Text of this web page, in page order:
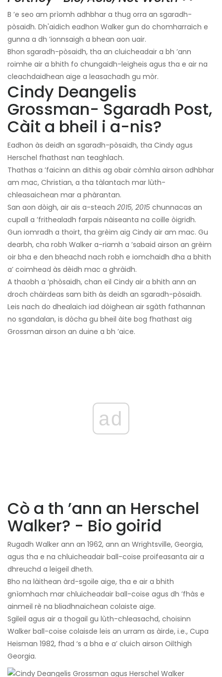
B ’e seo am prìomh adhbhar a thug orra an sgaradh-
pòsaidh. Dh'aidich eadhon Walker gun do chomharraich e
gunna a dh ’ionnsaigh a bhean aon uair.
Bhon sgaradh-pòsaidh, tha an cluicheadair a bh ’ann
roimhe air a bhith fo chungaidh-leigheis agus tha e air na
cleachdaidhean aige a leasachadh gu mòr.
Cindy Deangelis
Grossman- Sgaradh Post,
Càit a bheil i a-nis?
Eadhon às deidh an sgaradh-pòsaidh, tha Cindy agus
Herschel fhathast nan teaghlach.
Thathas a ’faicinn an dithis ag obair còmhla airson adhbhar
am mac, Christian, a tha tàlantach mar lùth-
chleasaichean mar a phàrantan.
San aon dòigh, air ais a-steach 2015, 2015 chunnacas an
cupall a ’frithealadh farpais nàiseanta na coille òigridh.
Gun iomradh a thoirt, tha grèim aig Cindy air am mac. Gu
dearbh, cha robh Walker a-riamh a ’sabaid airson an grèim
oir bha e den bheachd nach robh e iomchaidh dha a bhith
a’ coimhead às dèidh mac a ghràidh.
A thaobh a ’phòsaidh, chan eil Cindy air a bhith ann an
droch chàirdeas sam bith às deidh an sgaradh-pòsaidh.
Leis nach do dhealaich iad dòighean air sgàth fathannan
no sgandalan, is dòcha gu bheil àite bog fhathast aig
Grossman airson an duine a bh ’aice.
ad
Cò a th ’ann an Herschel
Walker? - Bio goirid
Rugadh Walker ann an 1962, ann an Wrightsville, Georgia,
agus tha e na chluicheadair ball-coise proifeasanta air a
dhreuchd a leigeil dheth.
Bho na làithean àrd-sgoile aige, tha e air a bhith
gnìomhach mar chluicheadair ball-coise agus dh ’fhàs e
ainmeil rè na bliadhnaichean colaiste aige.
Sgileil agus air a thogail gu lùth-chleasachd, choisinn
Walker ball-coise colaisde leis an urram as àirde, i.e., Cupa
Heisman 1982, fhad ‘s a bha e a’ cluich airson Oilthigh
Georgia.